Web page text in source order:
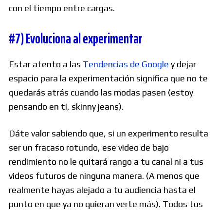
con el tiempo entre cargas.
#7) Evoluciona al experimentar
Estar atento a las Tendencias de Google y dejar
espacio para la experimentación significa que no te
quedarás atrás cuando las modas pasen (estoy
pensando en ti, skinny jeans).
Dáte valor sabiendo que, si un experimento resulta
ser un fracaso rotundo, ese video de bajo
rendimiento no le quitará rango a tu canal ni a tus
videos futuros de ninguna manera. (A menos que
realmente hayas alejado a tu audiencia hasta el
punto en que ya no quieran verte más). Todos tus